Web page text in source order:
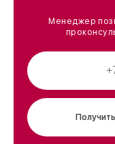
Менеджер